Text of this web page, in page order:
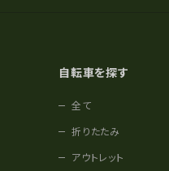
自転車を探す
全て
折りたたみ
アウトレット